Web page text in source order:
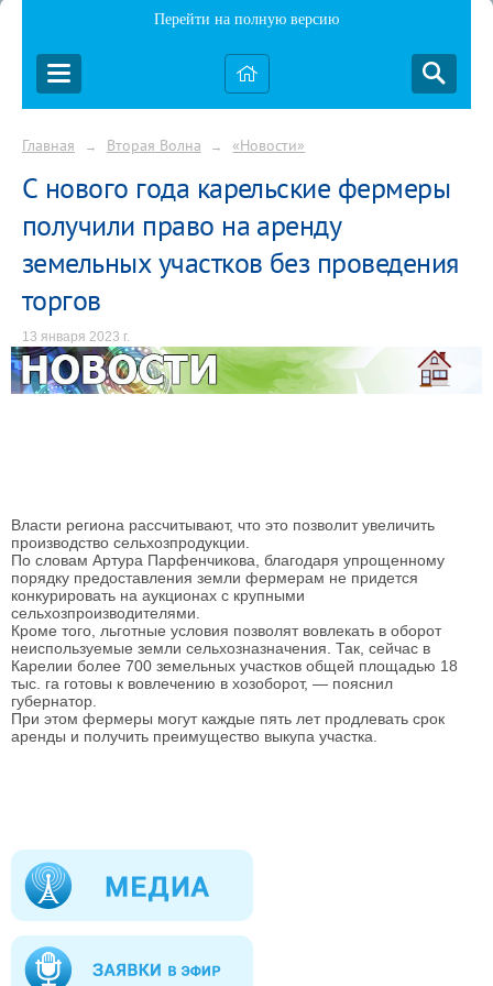
Перейти на полную версию
Главная → Вторая Волна → «Новости»
С нового года карельские фермеры
получили право на аренду
земельных участков без проведения
торгов
13 января 2023 г.
Власти региона рассчитывают, что это позволит увеличить
производство сельхозпродукции.
По словам Артура Парфенчикова, благодаря упрощенному
порядку предоставления земли фермерам не придется
конкурировать на аукционах с крупными
сельхозпроизводителями.
Кроме того, льготные условия позволят вовлекать в оборот
неиспользуемые земли сельхозназначения. Так, сейчас в
Карелии более 700 земельных участков общей площадью 18
тыс. га готовы к вовлечению в хозоборот, — пояснил
губернатор.
При этом фермеры могут каждые пять лет продлевать срок
аренды и получить преимущество выкупа участка.